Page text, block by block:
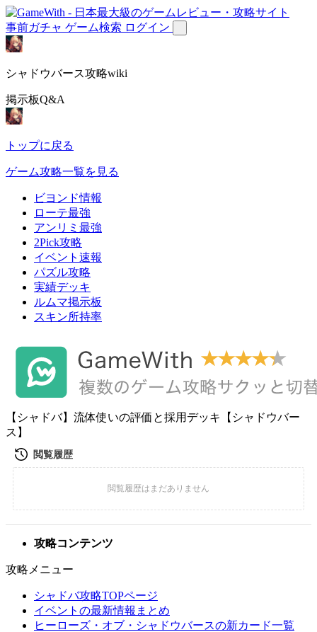
事前ガチャ ゲーム検索 ログイン
シャドウバース攻略wiki
掲示板Q&A
トップに戻る
ゲーム攻略一覧を見る
ビヨンド情報
ローテ最強
アンリミ最強
2Pick攻略
イベント速報
パズル攻略
実績デッキ
ルムマ掲示板
スキン所持率
【シャドバ】流体使いの評価と採用デッキ【シャドウバー
ス】
攻略コンテンツ
攻略メニュー
シャドバ攻略TOPページ
イベントの最新情報まとめ
ヒーローズ・オブ・シャドウバースの新カード一覧